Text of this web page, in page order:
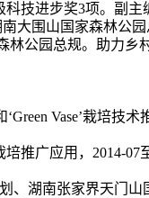
技进步奖3项。副
大围山国家森林公
林公园总规。助力乡
‘Green Vase’栽培技术
推广应用， 2014-07
、湖南张家界天门山